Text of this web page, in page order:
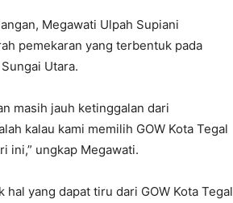
Megawati Ulpah Supiani
pemekaran yang terbentuk pada
Utara.
masih jauh ketinggalan dari
kalau kami memilih GOW Kota Tegal
ini,” ungkap Megawati.
yang dapat tiru dari GOW Kota Tegal